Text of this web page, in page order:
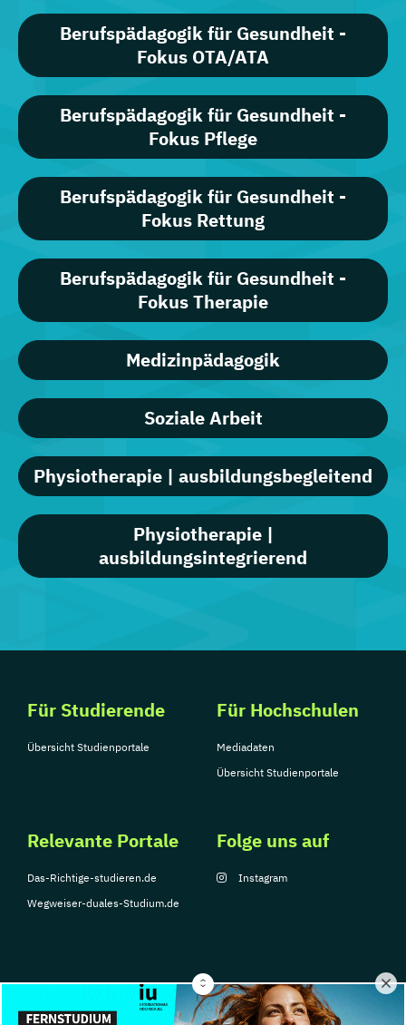
Berufspädagogik für Gesundheit -
Fokus OTA/ATA
Berufspädagogik für Gesundheit -
Fokus Pflege
Berufspädagogik für Gesundheit -
Fokus Rettung
Berufspädagogik für Gesundheit -
Fokus Therapie
Medizinpädagogik
Soziale Arbeit
Physiotherapie | ausbildungsbegleitend
Physiotherapie |
ausbildungsintegrierend
Für Studierende
Übersicht Studienportale
Für Hochschulen
Mediadaten
Übersicht Studienportale
Relevante Portale
Das-Richtige-studieren.de
Wegweiser-duales-Studium.de
Folge uns auf
Instagram
© Copyright 2026, TarGroup Media GmbH